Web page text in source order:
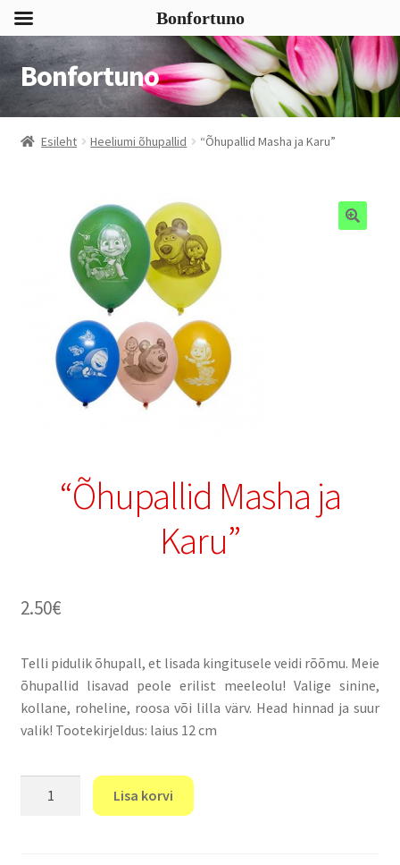
Liigu
navigeerimisele
Liigu
sisu
juurde
Bonfortuno
Esileht Heeliumi õhupallid “Õhupallid Masha ja Karu”
“Õhupallid Masha ja
Karu”
2.50€
Telli pidulik õhupall, et lisada kingitusele veidi rõõmu. Meie
õhupallid lisavad peole erilist meeleolu! Valige sinine,
kollane, roheline, roosa või lilla värv. Head hinnad ja suur
valik! Tootekirjeldus: laius 12 cm
Lisa korvi
Bonfortuno